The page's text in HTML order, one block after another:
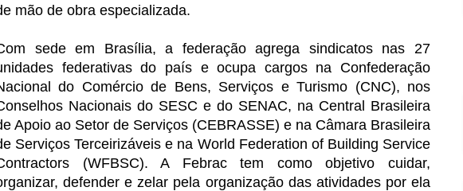
mão de obra especializada.
sede em Brasília, a federação agrega sindicatos nas 27
federativas do país e ocupa cargos na Confederação
do Comércio de Bens, Serviços e Turismo (CNC), nos
Nacionais do SESC e do SENAC, na Central Brasileira
Apoio ao Setor de Serviços (CEBRASSE) e na Câmara Brasileira
Serviços Terceirizáveis e na World Federation of Building Service
(WFBSC). A Febrac tem como objetivo cuidar,
defender e zelar pela organização das atividades por ela